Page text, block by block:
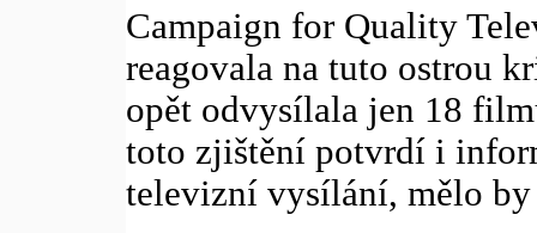
Campaign for Quality
reagovala na tuto ostrou
opět odvysílala jen 18
toto zjištění potvrdí i
televizní vysílání, mělo